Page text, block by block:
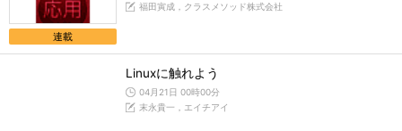
連載
福田寅成，クラスメソッド株式会社
Linuxに触れよう
04月21日 00時00分
末永貴一，エイチアイ